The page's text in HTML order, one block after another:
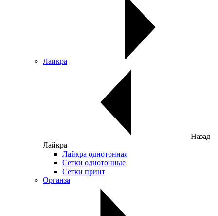
Лайкра
Назад
Лайкра
Лайкра однотонная
Сетки однотонные
Сетки принт
Органза